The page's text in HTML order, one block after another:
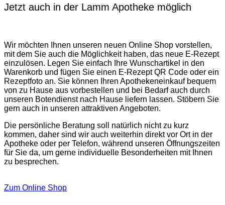
Jetzt auch in der Lamm Apotheke möglich
Wir möchten Ihnen unseren neuen Online Shop vorstellen,
mit dem Sie auch die Möglichkeit haben, das neue E-Rezept
einzulösen. Legen Sie einfach Ihre Wunschartikel in den
Warenkorb und fügen Sie einen E-Rezept QR Code oder ein
Rezeptfoto an. Sie können Ihren Apothekeneinkauf bequem
von zu Hause aus vorbestellen und bei Bedarf auch durch
unseren Botendienst nach Hause liefern lassen. Stöbern Sie
gern auch in unseren attraktiven Angeboten.
Die persönliche Beratung soll natürlich nicht zu kurz
kommen, daher sind wir auch weiterhin direkt vor Ort in der
Apotheke oder per Telefon, während unseren Öffnungszeiten
für Sie da, um gerne individuelle Besonderheiten mit Ihnen
zu besprechen.
Zum Online Shop